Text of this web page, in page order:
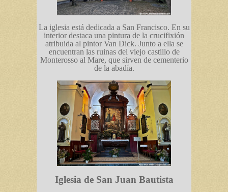
La iglesia está dedicada a San Francisco. En su
interior destaca una pintura de la crucifixión
atribuida al pintor Van Dick. Junto a ella se
encuentran las ruinas del viejo castillo de
Monterosso al Mare, que sirven de cementerio
de la abadía.
Iglesia de San Juan Bautista